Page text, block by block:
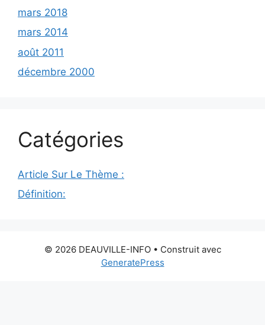
mars 2018
mars 2014
août 2011
décembre 2000
Catégories
Article Sur Le Thème :
Définition:
© 2026 DEAUVILLE-INFO• Construit avec
GeneratePress